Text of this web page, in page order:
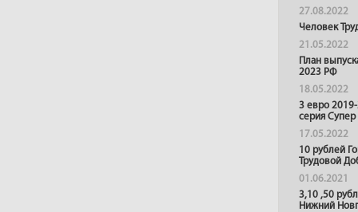
27.08.2022
Человек
21.05.2022
План
2023 РФ
18.05.2022
3 евро
серия
17.05.2022
10 рублей
Трудовой
01.06.2021
3,10 ,50
Нижний